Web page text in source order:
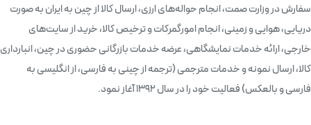
سفارش در وزارت صمت، انجام حواله‌های ارزی، ارسال کالا از چین به ایران به صورت
دریایی، هوایی و زمینی، انجام امورگمرکات و ترخیص کالا، خرید از سایت‌های
خارجی، ارائه خدمات نمایشگاهی، عرضه خدمات بازرگانی حضوری در چین، انبارداری
کالا، ارسال نمونه و خدمات مترجمی (ترجمه از چینی به فارسی، از انگلیسی به
فارسی و بالعکس) فعالیت خود را در سال 1392 آغاز نمود.